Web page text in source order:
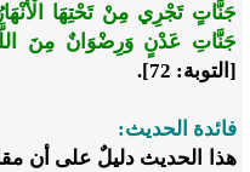
جَنَّاتٍ تَجْرِي مِنْ تَحْتِهَا
جَنَّاتِ عَدْنٍ وَرِضْوَانٌ مِنَ
[التوبة: 72].
فائدة الحديث:
هذا الحديث دليلٌ على أن